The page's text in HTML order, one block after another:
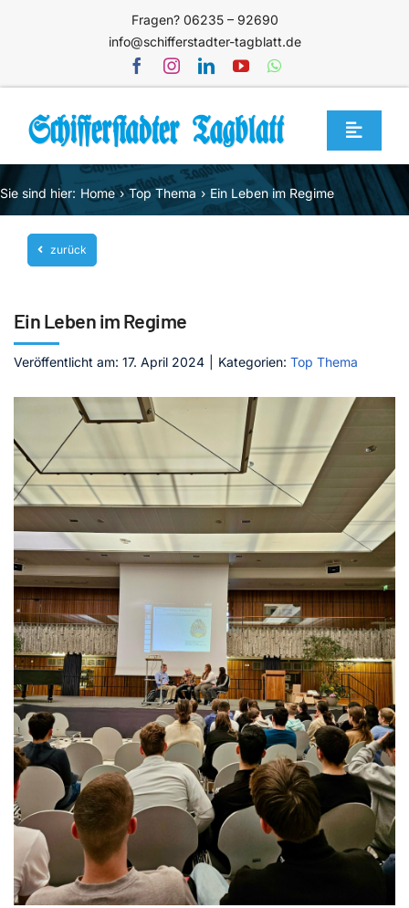
Fragen? 06235 – 92690
info@schifferstadter-tagblatt.de
Toggle
Home
Themen
Blog
Service
Mediathek
Jetzt abonnieren
Kontakt
Sie sind hier: Home Top Thema Ein Leben im Regime
zurück
Ein Leben im Regime
Veröffentlicht am: 17. April 2024 Kategorien: Top Thema